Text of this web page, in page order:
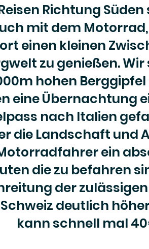
Richtung
mit dem
einen kleinen
zu genießen.
hohen
eine Übernachtung
nach Italien
die Landschaft und
ein
die zu befahren
der
deutlich
kann schnell mal